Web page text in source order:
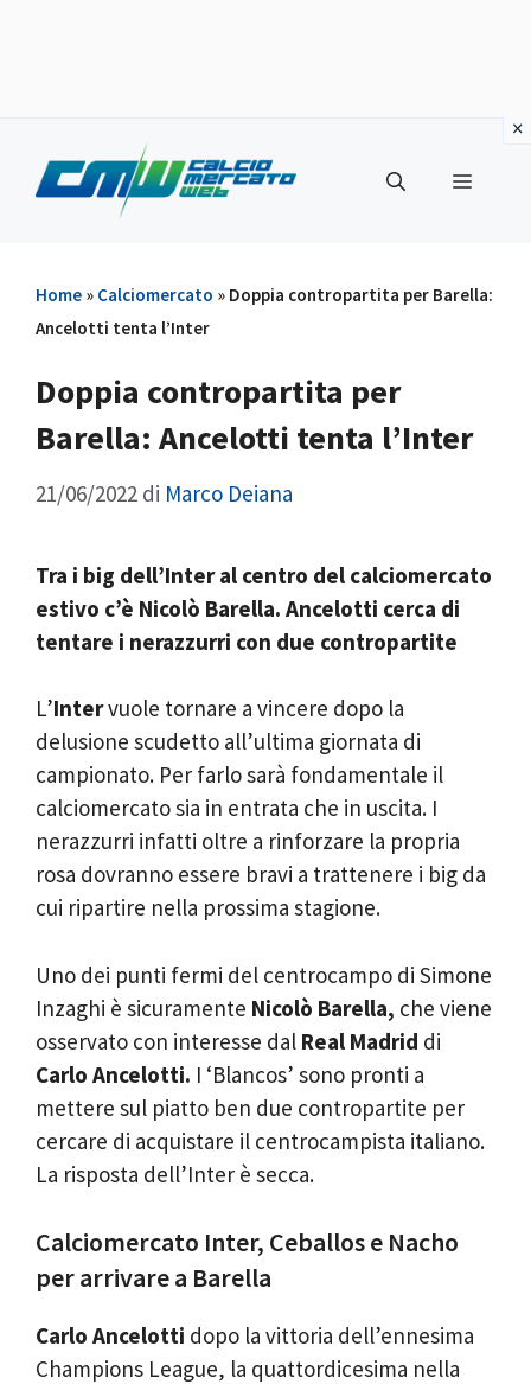
contenuto
Menu
Home » Calciomercato » Doppia contropartita per Barella:
Ancelotti tenta l’Inter
Doppia contropartita per
Barella: Ancelotti tenta l’Inter
21/06/2022 di Marco Deiana
Tra i big dell’Inter al centro del calciomercato
estivo c’è Nicolò Barella. Ancelotti cerca di
tentare i nerazzurri con due contropartite
L’Intervuole tornare a vincere dopo la
delusione scudetto all’ultima giornata di
campionato. Per farlo sarà fondamentale il
calciomercato sia in entrata che in uscita. I
nerazzurri infatti oltre a rinforzare la propria
rosa dovranno essere bravi a trattenere i big da
cui ripartire nella prossima stagione.
Uno dei punti fermi del centrocampo di Simone
Inzaghi è sicuramente Nicolò Barella, che viene
osservato con interesse dal Real Madrid di
Carlo Ancelotti. I ‘Blancos’ sono pronti a
mettere sul piatto ben due contropartite per
cercare di acquistare il centrocampista italiano.
La risposta dell’Inter è secca.
Calciomercato Inter, Ceballos e Nacho
per arrivare a Barella
Carlo Ancelotti dopo la vittoria dell’ennesima
Champions League, la quattordicesima nella